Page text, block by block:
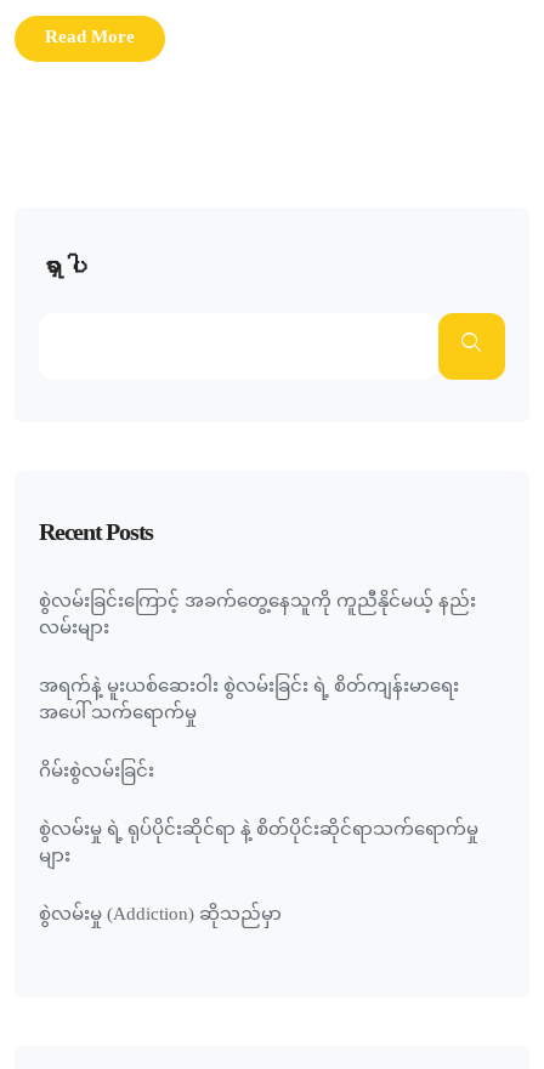
Read More
ရှာပါ
Recent Posts
စွဲလမ်းခြင်းကြောင့် အခက်တွေ့နေသူကို ကူညီနိုင်မယ့် နည်း
လမ်းများ
အရက်နဲ့ မူးယစ်ဆေးဝါး စွဲလမ်းခြင်း ရဲ့ စိတ်ကျန်းမာရေး
အပေါ် သက်ရောက်မှု
ဂိမ်းစွဲလမ်းခြင်း
စွဲလမ်းမှု ရဲ့ ရုပ်ပိုင်းဆိုင်ရာ နဲ့ စိတ်ပိုင်းဆိုင်ရာသက်ရောက်မှု
များ
စွဲလမ်းမှု (Addiction) ဆိုသည်မှာ